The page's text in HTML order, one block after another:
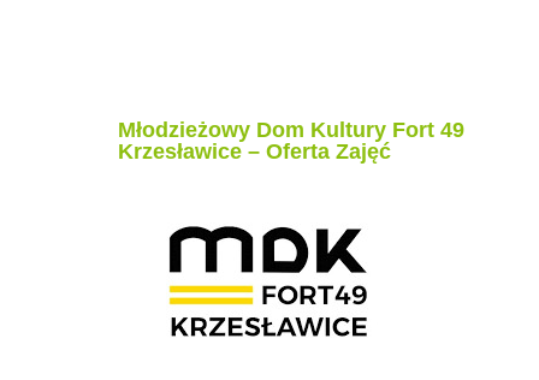
Młodzieżowy Dom Kultury Fort 49
Krzesławice – Oferta Zajęć